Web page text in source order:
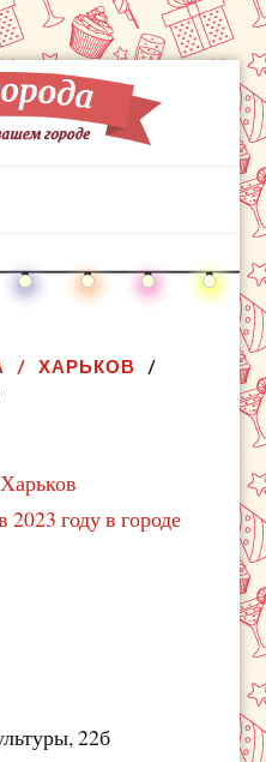
ХАРЬКОВ
году в городе
22б